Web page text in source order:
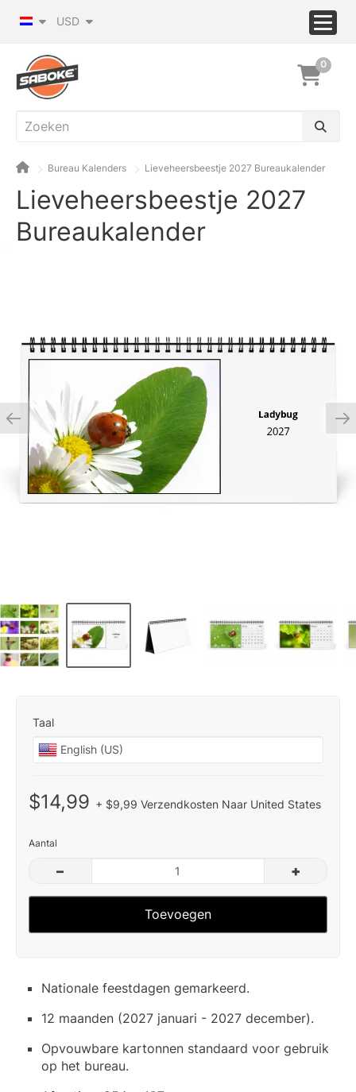
USD
0
Bureau Kalenders Lieveheersbeestje 2027 Bureaukalender
Lieveheersbeestje 2027
Bureaukalender
Taal
$14,99 + $9,99 Verzendkosten Naar United States
Aantal
– +
Toevoegen
Nationale feestdagen gemarkeerd.
12 maanden (2027 januari - 2027 december).
Opvouwbare kartonnen standaard voor gebruik
op het bureau.